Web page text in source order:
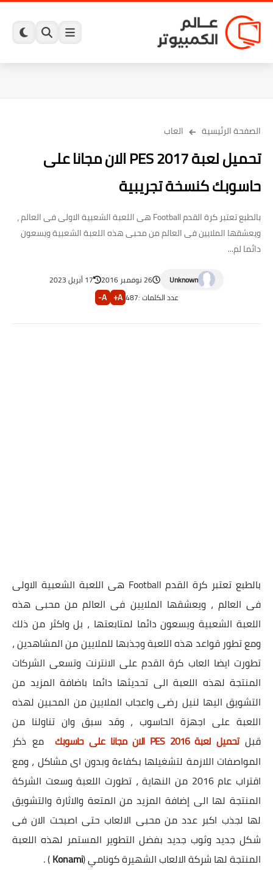
الصفحة الرئيسية العاب
تحميل لعبة PES 2017 الان مجانا على
حاسوبك كنسخة تجريبية
بالطبع تعتبر كرة القدم Football هى اللعبة الشعبية الاولى فى العالم ،
ويعشقها الملايين فى العالم من محبى هذه اللعبة الشعبية ويسعون
دائما لم...
Unknown 26 نوفمبر 2016
17 أبريل 2023
عدد الكلمات :487
A+
A-
بالطبع تعتبر كرة القدم Football هى اللعبة الشعبية الاولى
فى العالم ، ويعشقها الملايين فى العالم من محبى هذه
اللعبة الشعبية ويسعون دائما لمتابعتها ، بل واكثر من ذلك
ومع تطور قواعد هذه اللعبة وجذبها للملايين من المشاهدين ،
تطورت ايضا العاب كرة القدم على الانترنت وتسعى الشركات
المنتجة لهذه اللعبة الى تحديثها دائما باضافة المزيد من
التشويق اليها لنيل رضى واعجاب الملايين من المحبين لهذه
اللعبة على اجهزة الحاسوب ، وقد سبق وان تناولنا من
قبلتحميل لعبة PES 2016 الان مجانا على حاسوبك
مع ذكر
المواصفات اللازمة لتشغيلها بكفاءة وبدون اى مشاكل ، ومع
اقتراب عام 2016 من النهاية ، تطورت اللعبة وسعت الشركة
المنتجة لها الى إضافة المزيد من المتعة والاثارة والتشويق
لها لجذب اكبر عدد من محبى الالعاب حتى اصبحت الان فى
شكل جديد وثوب جديد بفضل التطوير المستمر لهذه اللعبة
المنتجة لها شركة الالعاب الشهيرة كونامي (Konami
) .